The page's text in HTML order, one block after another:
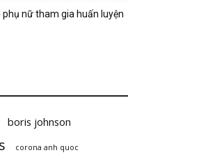
nữ tham gia huấn luyện
boris johnson
corona anh quoc